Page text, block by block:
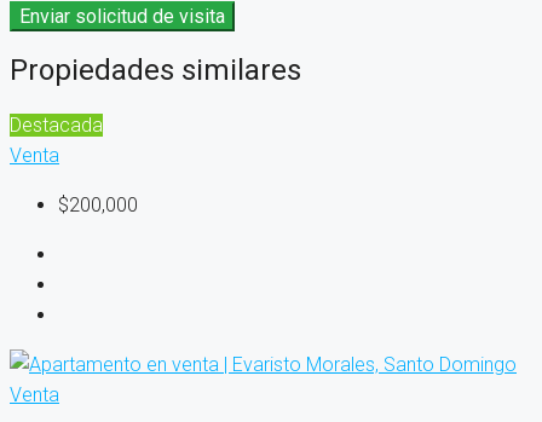
Enviar solicitud de visita
Propiedades similares
Destacada
Venta
$200,000
Venta